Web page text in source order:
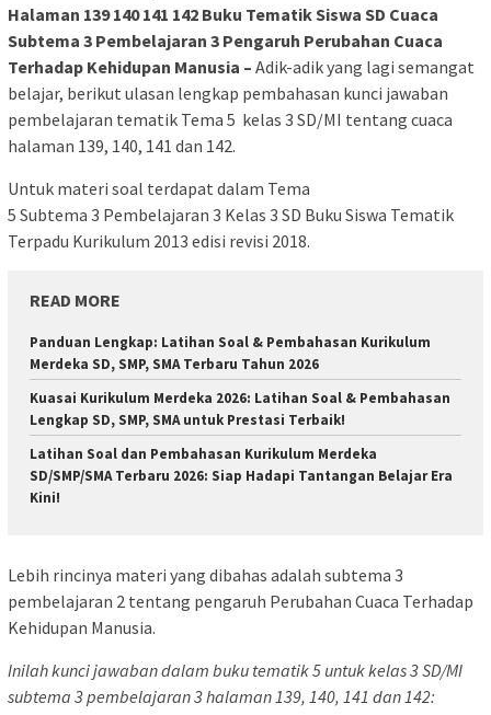
Halaman 139 140 141 142 Buku Tematik Siswa SD Cuaca
Subtema 3 Pembelajaran 3 Pengaruh Perubahan Cuaca
Terhadap Kehidupan Manusia – Adik-adik yang lagi semangat
belajar, berikut ulasan lengkap pembahasan kunci jawaban
pembelajaran tematik Tema 5 kelas 3 SD/MI tentang cuaca
halaman 139, 140, 141 dan 142.
Untuk materi soal terdapat dalam Tema
5 Subtema 3 Pembelajaran 3 Kelas 3 SD Buku Siswa Tematik
Terpadu Kurikulum 2013 edisi revisi 2018.
READ MORE
Panduan Lengkap: Latihan Soal & Pembahasan Kurikulum
Merdeka SD, SMP, SMA Terbaru Tahun 2026
Kuasai Kurikulum Merdeka 2026: Latihan Soal & Pembahasan
Lengkap SD, SMP, SMA untuk Prestasi Terbaik!
Latihan Soal dan Pembahasan Kurikulum Merdeka
SD/SMP/SMA Terbaru 2026: Siap Hadapi Tantangan Belajar Era
Kini!
Lebih rincinya materi yang dibahas adalah subtema 3
pembelajaran 2 tentang pengaruh Perubahan Cuaca Terhadap
Kehidupan Manusia.
Inilah kunci jawaban dalam buku tematik 5 untuk kelas 3 SD/MI
subtema 3 pembelajaran 3 halaman 139, 140, 141 dan 142: